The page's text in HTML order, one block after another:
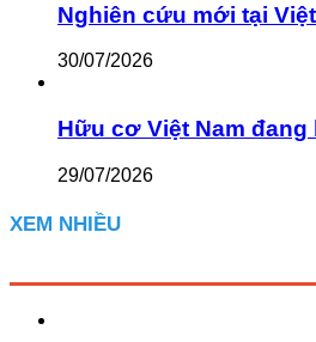
Nghiên cứu mới tại
30/07/2026
Hữu cơ Việt Nam
29/07/2026
XEM NHIỀU